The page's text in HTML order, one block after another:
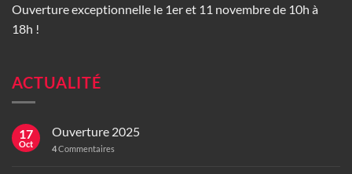
Ouverture exceptionnelle le 1er et 11 novembre de 10h à
18h !
ACTUALITÉ
17
Oct
Ouverture 2025
4Commentaires